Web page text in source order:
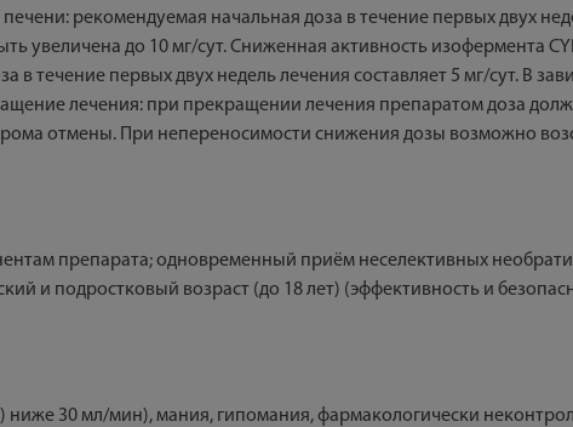
рекомендуемая начальная доза в течение первых двух
увеличена до 10 мг/сут. Сниженная активность изофермента
течение первых двух недель лечения составляет 5 мг/сут. В
лечения: при прекращении лечения препаратом доза
отмены. При непереносимости снижения дозы возможно
препарата; одновременный приём неселективных
и подростковый возраст (до 18 лет) (эффективность и
ниже 30 мл/мин), мания, гипомания, фармакологически